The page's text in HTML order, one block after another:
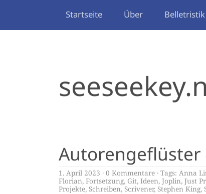
Startseite Über Belletristik
Autorengeflüster
1. April 2023 0 Kommentare Tags: Anna
Florian, Fortsetzung, Git, Ideen, Joplin, Just
Projekte, Schreiben, Scrivener, Stephen King,